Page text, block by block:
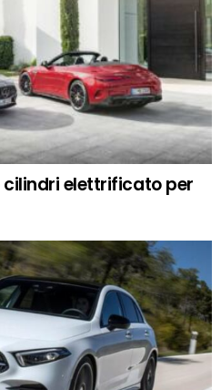
cilindri elettrificato per